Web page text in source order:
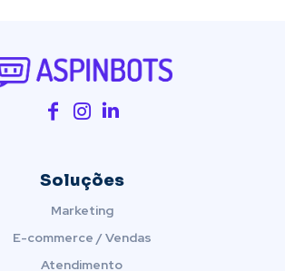
Soluções
Marketing
E-commerce / Vendas
Atendimento